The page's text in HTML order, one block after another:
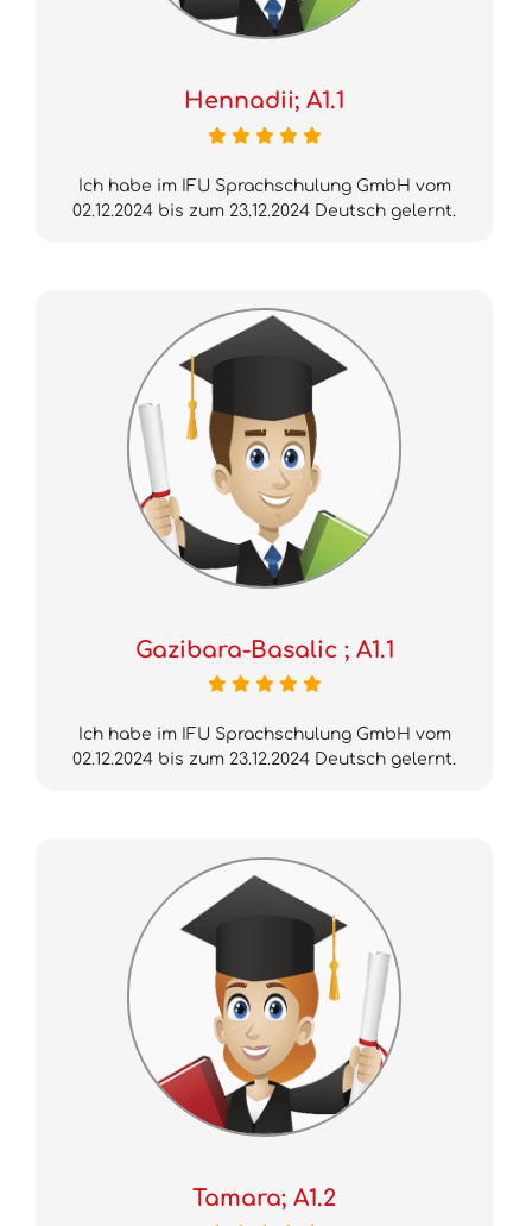
Hennadii; A1.1
Ich habe im IFU Sprachschulung GmbH vom
02.12.2024 bis zum 23.12.2024 Deutsch gelernt.
Gazibara-Basalic ; A1.1
Ich habe im IFU Sprachschulung GmbH vom
02.12.2024 bis zum 23.12.2024 Deutsch gelernt.
Tamara; A1.2